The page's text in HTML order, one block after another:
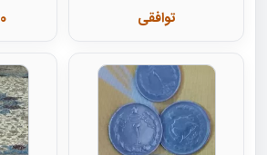
توافقی